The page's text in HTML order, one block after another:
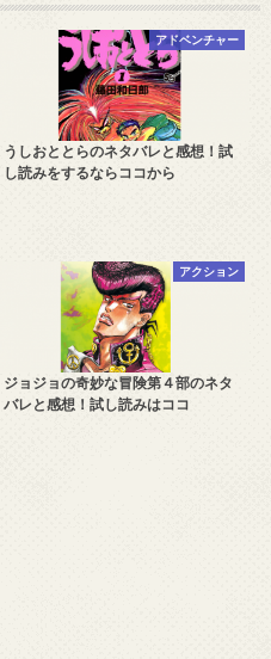
アドベンチャー
うしおととらのネタバレと感想！試
し読みをするならココから
アクション
ジョジョの奇妙な冒険第４部のネタ
バレと感想！試し読みはココ